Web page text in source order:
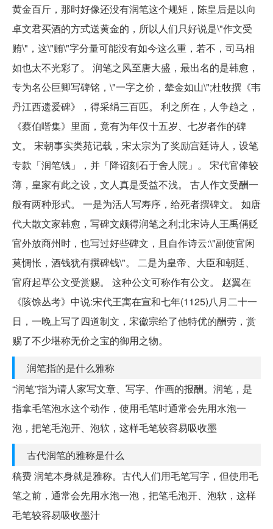
黄金百斤，那时好像还没有润笔这个规矩，陈皇后是以向
卓文君买酒的方式送黄金的，所以人们只好说是\"作文受
贿\"，这\"贿\"字分量可能没有如今这么重，若不，司马相
如也太不光彩了。 润笔之风至唐大盛，最出名的是韩愈，
专为名公巨卿写碑铭，\"一字之价，辇金如山\";杜牧撰《韦
丹江西遗爱碑》，得采绢三百匹。 利之所在，人争趋之，
《蔡伯喈集》里面，竟有为年仅十五岁、七岁者作的碑
文。 宋朝事实类苑记载，宋太宗为了奖励宫廷诗人，设笔
专款「润笔钱」，并「降诏刻石于舍人院」。 宋代官俸较
薄，皇家有此之设，文人真是受益不浅。 古人作文受酬一
般有两种形式。 一是为活人写寿序，给死者撰碑文。 如唐
代大散文家韩愈，写碑文颇得润笔之利;北宋诗人王禹偁贬
官外放商州时，也写过好些碑文，且自作诗云:\"副使官闲
莫惆怅，酒钱犹有撰碑钱\"。 二是为皇帝、大臣和朝廷、
官府起草公文受赏赐。 这种公文可称作有公文。 赵翼在
《陔馀丛考》中说:宋代王寓在宣和七年(1125)八月二十一
日，一晚上写了四道制文，宋徽宗给了他特优的酬劳，赏
赐了不少堪称无价之宝的御用之物。
润笔指的是什么雅称
“润笔”指为请人家写文章、写字、作画的报酬。润笔，是
指拿毛笔泡水这个动作，使用毛笔时通常会先用水泡一
泡，把笔毛泡开、泡软，这样毛笔较容易吸收墨
古代润笔的雅称是什么
稿费 润笔本身就是雅称。古代人们用毛笔写字，但使用毛
笔之前，通常会先用水泡一泡，把笔毛泡开、泡软，这样
毛笔较容易吸收墨汁